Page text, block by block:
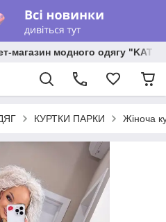
магазин модного одягу
КУРТКИ ПАРКИ Жіноча